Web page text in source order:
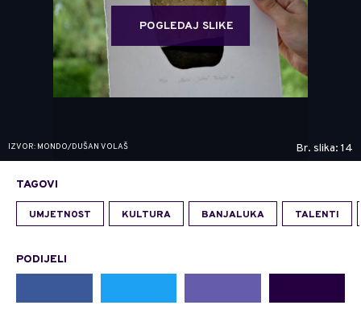
POGLEDAJ SLIKE
IZVOR: MONDO/DUŠAN VOLAŠ Br. slika: 14
TAGOVI
UMJETNOST KULTURA BANJALUKA TALENTI
PODIJELI